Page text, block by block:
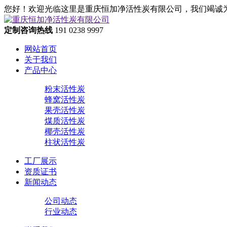
您好！欢迎光临这里是重庆恒加净活性炭有限公司，我们竭诚
定制咨询热线 191 0238 9997
网站首页
关于我们
产品中心
粉末活性炭
蜂窝活性炭
果壳活性炭
煤质活性炭
椰壳活性炭
柱状活性炭
工厂展示
资质证书
新闻动态
公司动态
行业动态